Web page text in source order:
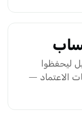
ليحفظوا
الاعتماد —